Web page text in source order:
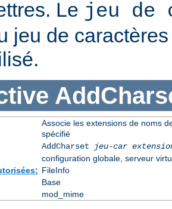
Le jeu de
jeu de
Associe les extensions de noms
spécifié
AddCharset jeu-car
configuration globale, serveur
FileInfo
Base
mod_mime